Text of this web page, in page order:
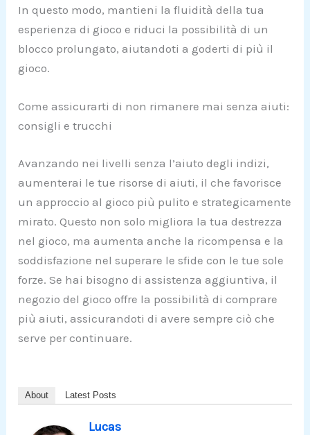
In questo modo, mantieni la fluidità della tua
esperienza di gioco e riduci la possibilità di un
blocco prolungato, aiutandoti a goderti di più il
gioco.
Come assicurarti di non rimanere mai senza aiuti:
consigli e trucchi
Avanzando nei livelli senza l’aiuto degli indizi,
aumenterai le tue risorse di aiuti, il che favorisce
un approccio al gioco più pulito e strategicamente
mirato. Questo non solo migliora la tua destrezza
nel gioco, ma aumenta anche la ricompensa e la
soddisfazione nel superare le sfide con le tue sole
forze. Se hai bisogno di assistenza aggiuntiva, il
negozio del gioco offre la possibilità di comprare
più aiuti, assicurandoti di avere sempre ciò che
serve per continuare.
About Latest Posts
Lucas